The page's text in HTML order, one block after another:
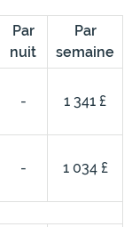
Par
nuit
Par
semaine
- 1 341 £
- 1 034 £